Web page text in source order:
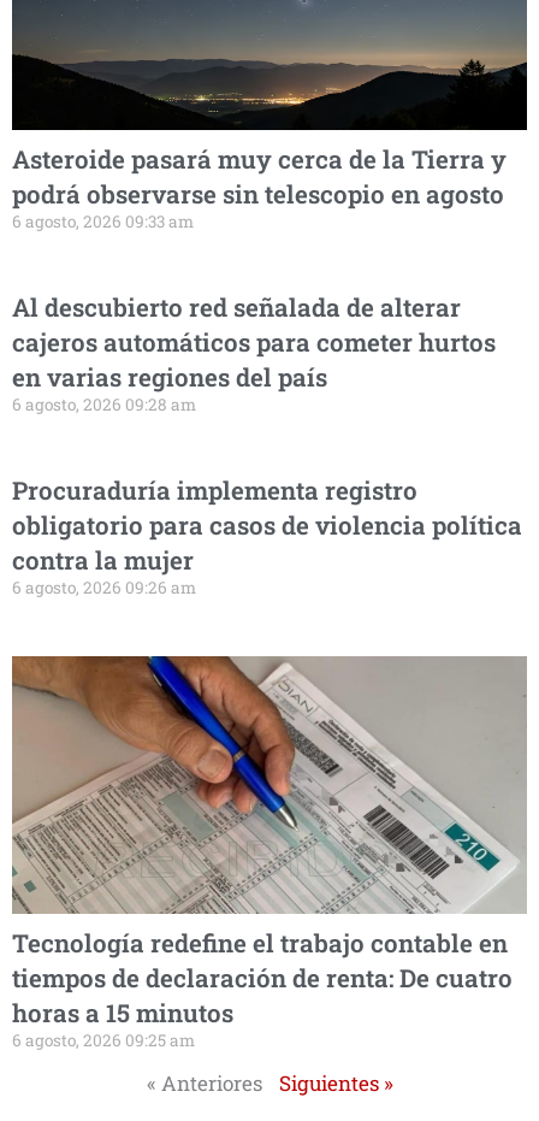
Asteroide pasará muy cerca de la Tierra y
podrá observarse sin telescopio en agosto
6 agosto, 2026 09:33 am
Al descubierto red señalada de alterar
cajeros automáticos para cometer hurtos
en varias regiones del país
6 agosto, 2026 09:28 am
Procuraduría implementa registro
obligatorio para casos de violencia política
contra la mujer
6 agosto, 2026 09:26 am
Tecnología redefine el trabajo contable en
tiempos de declaración de renta: De cuatro
horas a 15 minutos
6 agosto, 2026 09:25 am
« Anteriores Siguientes »